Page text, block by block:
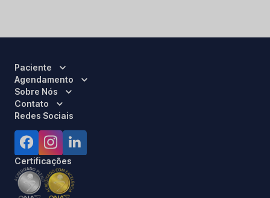
Paciente
Agendamento
Sobre Nós
Contato
Redes Sociais
Certificações